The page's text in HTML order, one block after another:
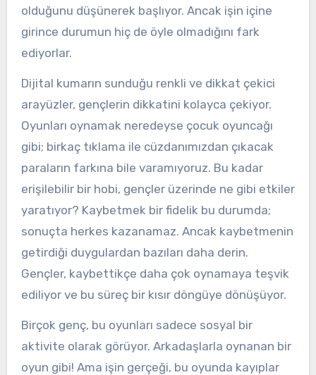
olduğunu düşünerek başlıyor. Ancak işin içine
girince durumun hiç de öyle olmadığını fark
ediyorlar.
Dijital kumarın sunduğu renkli ve dikkat çekici
arayüzler, gençlerin dikkatini kolayca çekiyor.
Oyunları oynamak neredeyse çocuk oyuncağı
gibi; birkaç tıklama ile cüzdanımızdan çıkacak
paraların farkına bile varamıyoruz. Bu kadar
erişilebilir bir hobi, gençler üzerinde ne gibi etkiler
yaratıyor? Kaybetmek bir fidelik bu durumda;
sonuçta herkes kazanamaz. Ancak kaybetmenin
getirdiği duygulardan bazıları daha derin.
Gençler, kaybettikçe daha çok oynamaya teşvik
ediliyor ve bu süreç bir kısır döngüye dönüşüyor.
Birçok genç, bu oyunları sadece sosyal bir
aktivite olarak görüyor. Arkadaşlarla oynanan bir
oyun gibi! Ama işin gerçeği, bu oyunda kayıplar